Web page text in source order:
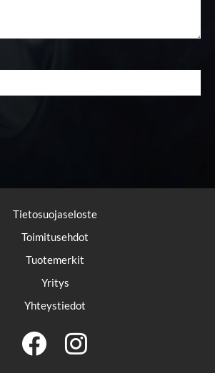
Tietosuojaseloste
Toimitusehdot
Tuotemerkit
Yritys
Yhteystiedot